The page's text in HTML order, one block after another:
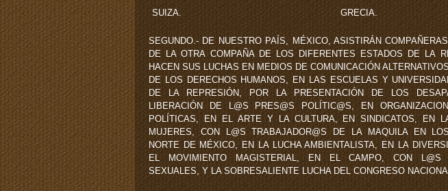
SUIZA.
GRECIA.
SEGUNDO.- DE NUESTRO PAÍS, MÉXICO, ASISTIRÁN
DE LA OTRA COMPAÑA DE LOS DIFERENTES ESTADOS DE LA
HACEN SUS LUCHAS EN MEDIOS DE COMUNICACIÓN
DE LOS DERECHOS HUMANOS, EN LAS ESCUELAS Y
DE LA REPRESIÓN, POR LA PRESENTACIÓN DE LOS
LIBERACIÓN DE L@S PRES@S POLÍTIC@S, EN
POLÍTICAS, EN EL ARTE Y LA CULTURA, EN SINDICATOS, EN
MUJERES, CON L@S TRABAJADOR@S DE LA MAQUILA EN
NORTE DE MÉXICO, EN LA LUCHA AMBIENTALISTA, EN LA
EL MOVIMIENTO MAGISTERIAL, EN EL CAMPO, CON L@S
SEXUALES, Y LA SOBRESALIENTE LUCHA DEL CONGRESO